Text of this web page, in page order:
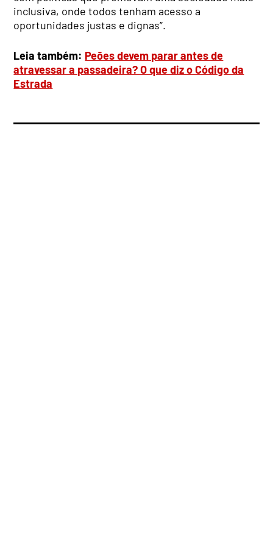
inclusiva, onde todos tenham acesso a
oportunidades justas e dignas”.
Leia também: Peões devem parar antes de
atravessar a passadeira? O que diz o Código da
Estrada